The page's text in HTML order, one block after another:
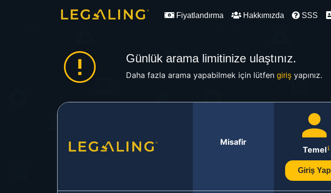
Fiyatlandırma Hakkımızda SSS
Günlük arama limitinize ulaştınız.
Daha fazla arama yapabilmek için lütfen girişyapınız.
Misafir
Temel
Giriş Yap